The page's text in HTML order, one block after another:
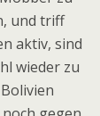
und triff
aktiv, sind
wieder zu